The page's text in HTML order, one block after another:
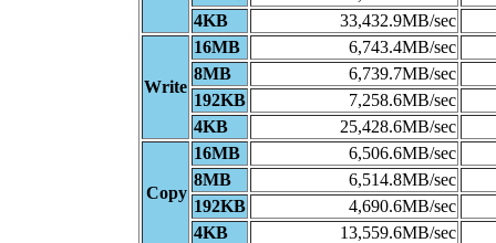
4KB
33,432.9MB/sec
Write
16MB
6,743.4MB/sec
8MB
6,739.7MB/sec
192KB
7,258.6MB/sec
4KB
25,428.6MB/sec
Copy
16MB
6,506.6MB/sec
8MB
6,514.8MB/sec
192KB
4,690.6MB/sec
4KB
13,559.6MB/sec